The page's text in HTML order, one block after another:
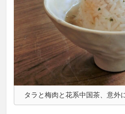
タラと梅肉と花系中国茶、意外